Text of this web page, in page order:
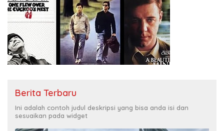
Berita Terbaru
Ini adalah contoh judul deskripsi yang bisa anda isi dan
sesuaikan pada widget